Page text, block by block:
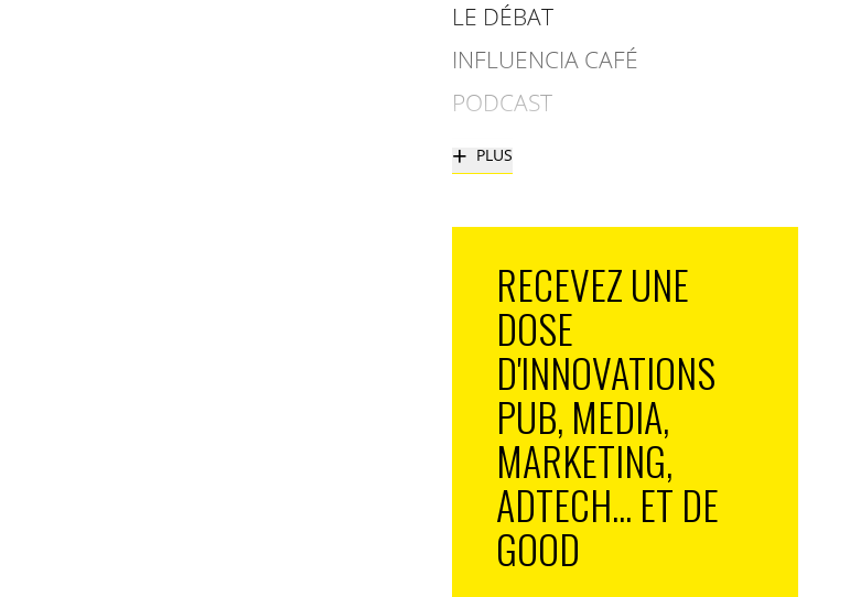
LE DÉBAT
INFLUENCIA CAFÉ
PODCAST
+ PLUS
RECEVEZ UNE
DOSE
D'INNOVATIONS
PUB, MEDIA,
MARKETING,
ADTECH... ET DE
GOOD